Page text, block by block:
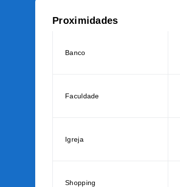
Proximidades
Banco
Faculdade
Igreja
Shopping